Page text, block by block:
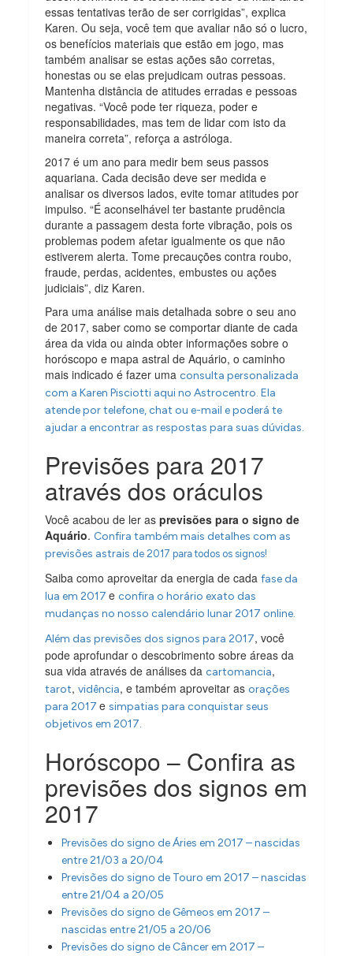
essas tentativas terão de ser corrigidas”, explica
Karen. Ou seja, você tem que avaliar não só o lucro,
os benefícios materiais que estão em jogo, mas
também analisar se estas ações são corretas,
honestas ou se elas prejudicam outras pessoas.
Mantenha distância de atitudes erradas e pessoas
negativas. “Você pode ter riqueza, poder e
responsabilidades, mas tem de lidar com isto da
maneira correta”, reforça a astróloga.
2017 é um ano para medir bem seus passos
aquariana. Cada decisão deve ser medida e
analisar os diversos lados, evite tomar atitudes por
impulso. “É aconselhável ter bastante prudência
durante a passagem desta forte vibração, pois os
problemas podem afetar igualmente os que não
estiverem alerta. Tome precauções contra roubo,
fraude, perdas, acidentes, embustes ou ações
judiciais”, diz Karen.
Para uma análise mais detalhada sobre o seu ano
de 2017, saber como se comportar diante de cada
área da vida ou ainda obter informações sobre o
horóscopo e mapa astral de Aquário, o caminho
mais indicado é fazer umaconsulta personalizada
com a Karen Pisciotti aqui no Astrocentro. Ela
atende por telefone, chat ou e-mail e poderá te
ajudar a encontrar as respostas para suas dúvidas.
Previsões para 2017
através dos oráculos
Você acabou de ler asprevisões para o signo de
Aquário. Confira também mais detalhes com as
previsões astrais de 2017 para todos os signos!
Saiba como aproveitar da energia de cadafase da
lua em 2017econfira o horário exato das
mudanças no nosso calendário lunar 2017 online.
Além das previsões dos signos para 2017, você
pode aprofundar o descobrimento sobre áreas da
sua vida através de análises dacartomancia,
tarot,vidência, e também aproveitar asorações
para 2017esimpatias para conquistar seus
objetivos em 2017.
Horóscopo – Confira as
previsões dos signos em
2017
Previsões do signo de Áries em 2017 – nascidas
entre 21/03 a 20/04
Previsões do signo de Touro em 2017 – nascidas
entre 21/04 a 20/05
Previsões do signo de Gêmeos em 2017 –
nascidas entre 21/05 a 20/06
Previsões do signo de Câncer em 2017 –